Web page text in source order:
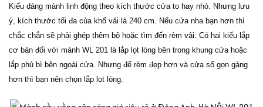
Kiểu dáng mành linh động theo kích thước cửa to hay nhỏ. Nhưng lưu
ý, kích thước tối đa của khổ vải là 240 cm. Nếu cửa nha bạn hơn thì
chắc chắn sẽ phải ghép thêm bộ hoặc tìm đến rèm vải. Có hai kiểu lắp
cơ bản đối với mành WL 201 là lắp lọt lòng bên trong khung cửa hoặc
lắp phủ bì bên ngoài cửa. Nhưng để rèm đẹp hơn và cửa sổ gọn gàng
hơn thì bạn nên chọn lắp lọt lòng.